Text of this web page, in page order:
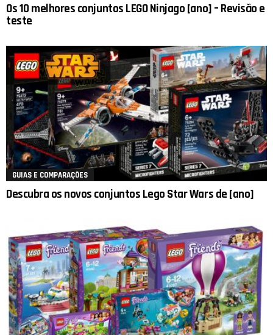
Os 10 melhores conjuntos LEGO Ninjago [ano] – Revisão e
teste
GUIAS E COMPARAÇÕES
Descubra os novos conjuntos Lego Star Wars de [ano]